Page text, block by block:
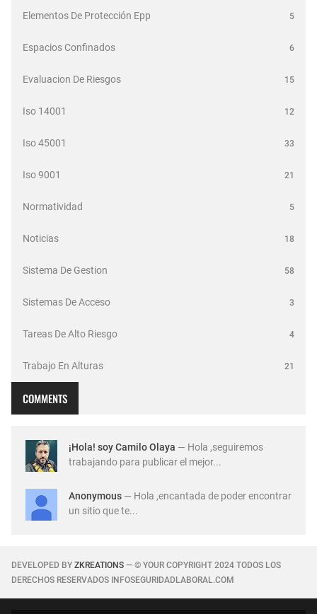
Elementos De Protección Epp 5
Espacios Confinados 6
Evaluacion De Riesgos 15
Iso 14001 12
Iso 45001 33
Iso 9001 21
Normatividad 5
Noticias 18
Sistema De Gestion 58
Sistemas De Acceso 3
Tareas De Alto Riesgo 4
Trabajo En Alturas 21
COMMENTS
¡Hola! soy Camilo Olaya — Hola ,seguiremos
trabajando para publicar el mejor...
Anonymous — Hola ,encantada de poder encontrar
un sitio que te...
DEVELOPED BY ZKREATIONS — © YOUR COPYRIGHT 2024 TODOS LOS
DERECHOS RESERVADOS INFOSEGURIDADLABORAL.COM